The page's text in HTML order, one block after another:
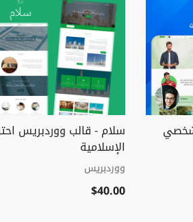
سلام - قالب ووردبريس
الإسلامية
ووردبريس
$40.00